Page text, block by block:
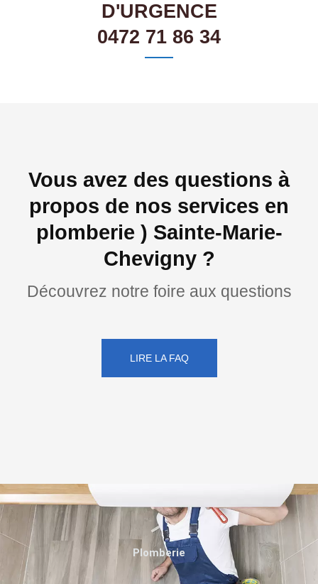
D'URGENCE
0472 71 86 34
Vous avez des questions à
propos de nos services en
plomberie ) Sainte-Marie-
Chevigny ?
Découvrez notre foire aux questions
LIRE LA FAQ
Plomberie